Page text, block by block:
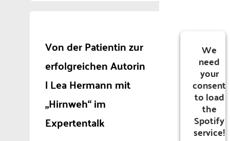
Von der Patientin zur
erfolgreichen Autorin
| Lea Hermann mit
„Hirnweh“ im
Expertentalk
We
need
your
consent
to load
the
Spotify
service!